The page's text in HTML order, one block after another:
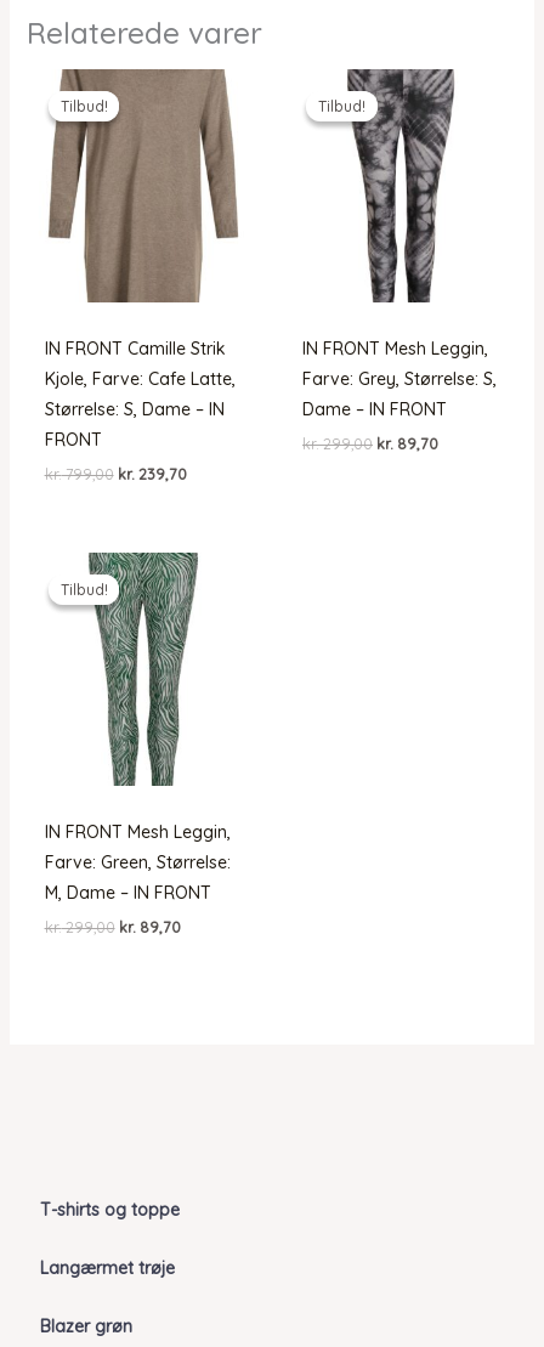
T-shirts og toppe
Langærmet trøje
Blazer grøn
Relaterede varer
Tilbud!
Tilbud!
IN FRONT Camille Strik
Kjole, Farve: Cafe Latte,
Størrelse: S, Dame – IN
FRONT
kr.799,00 Den
kr. 799,00.
kr.239,70Den
kr. 239,70.
Tilbud!
Tilbud!
IN FRONT Mesh Leggin,
Farve: Grey, Størrelse: S,
Dame – IN FRONT
kr.299,00 Den
kr. 89,70Den
Tilbud!
Tilbud!
IN FRONT Mesh Leggin,
Farve: Green, Størrelse:
M, Dame – IN FRONT
kr.299,00 Den
kr.89,70Den